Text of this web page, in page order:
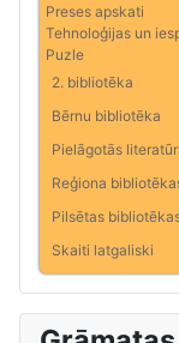
Preses apskati
Tehnoloģijas un
Puzle
2. bibliotēka
Bērnu bibliotēka
Pielāgotās
Reģiona
Pilsētas
Skaiti latgaliski